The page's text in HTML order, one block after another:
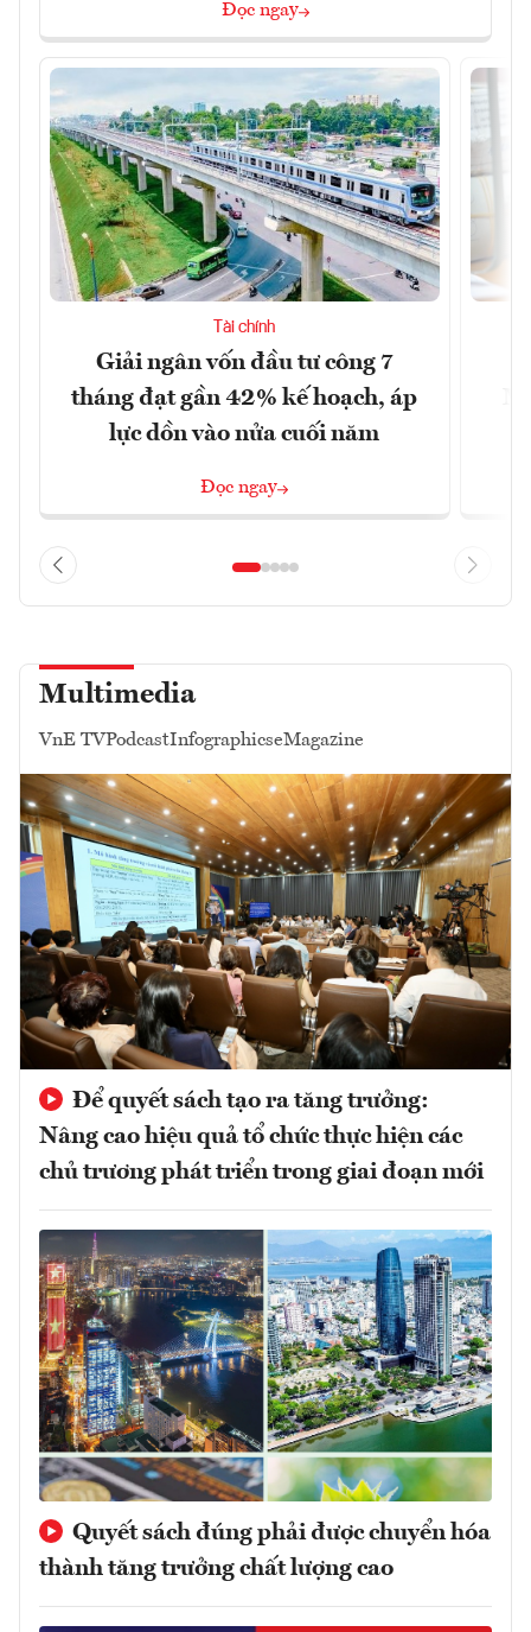
Đọc ngay
Tài chính
Giải ngân vốn đầu tư công 7
tháng đạt gần 42% kế hoạch, áp
lực dồn vào nửa cuối năm
Đọc ngay
Multimedia
VnE TVPodcastInfographicseMagazine
Để quyết sách tạo ra tăng trưởng:
Nâng cao hiệu quả tổ chức thực hiện các
chủ trương phát triển trong giai đoạn mới
Quyết sách đúng phải được chuyển hóa
thành tăng trưởng chất lượng cao